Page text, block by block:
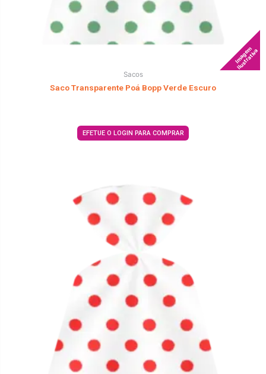
Imagem
Ilustrativa
Sacos
Saco Transparente Poá Bopp Verde Escuro
EFETUE O LOGIN PARA COMPRAR